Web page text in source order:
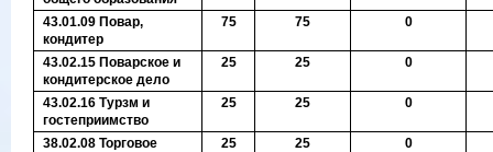
43.01.09 Повар,
кондитер
75 75 0
43.02.15 Поварское и
кондитерское дело
25 25 0
43.02.16 Турзм и
гостеприимство
25 25 0
38.02.08 Торговое
25 25 0